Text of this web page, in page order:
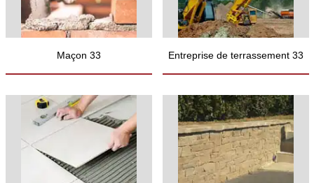
Maçon 33 Entreprise de terrassement 33